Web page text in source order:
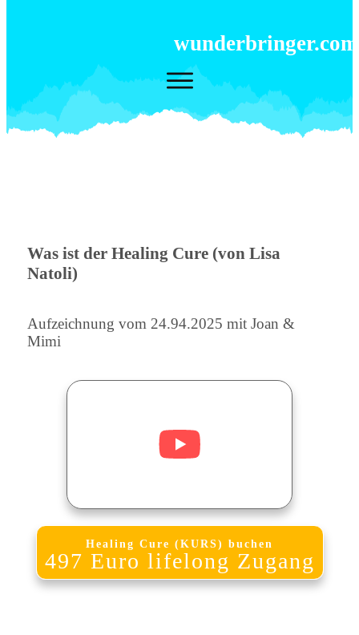
wunderbringer.com
Was ist der Healing Cure (von Lisa
Natoli)
Aufzeichnung vom 24.94.2025 mit Joan &
Mimi
Healing Cure (KURS) buchen
497 Euro lifelong Zugang